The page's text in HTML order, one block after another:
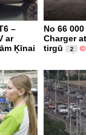
–
ar
Ķīnai
No 66
Charger
tirgū
2